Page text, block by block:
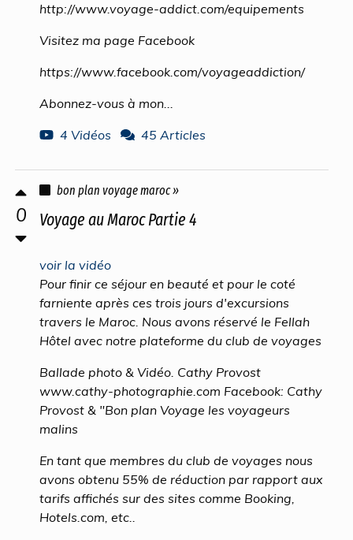
http://www.voyage-addict.com/equipements
Visitez ma page Facebook
https://www.facebook.com/voyageaddiction/
Abonnez-vous à mon...
4 Vidéos
45 Articles
0
bon plan voyage maroc »
Voyage au Maroc Partie 4
voir la vidéo
Pour finir ce séjour en beauté et pour le coté
farniente après ces trois jours d'excursions
travers le Maroc. Nous avons réservé le Fellah
Hôtel avec notre plateforme du club de voyages
Ballade photo & Vidéo. Cathy Provost
www.cathy-photographie.com Facebook: Cathy
Provost & "Bon plan Voyage les voyageurs
malins
En tant que membres du club de voyages nous
avons obtenu 55% de réduction par rapport aux
tarifs affichés sur des sites comme Booking,
Hotels.com, etc..